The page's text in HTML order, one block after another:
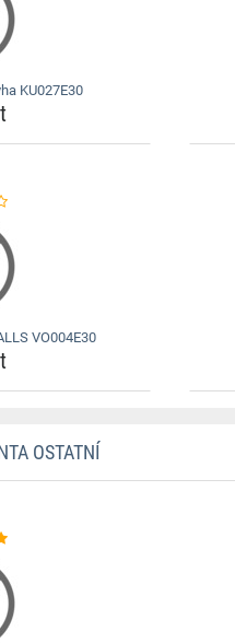
KU027E30
VO004E30
OSTATNÍ